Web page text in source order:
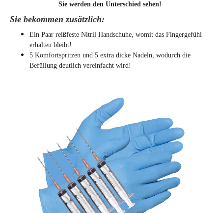
Sie werden den Unterschied sehen!
Sie bekommen zusätzlich:
Ein Paar reißfeste Nitril Handschuhe, womit das Fingergefühl
erhalten bleibt!
5 Komfortspritzen und 5 extra dicke Nadeln, wodurch die
Befüllung deutlich vereinfacht wird!